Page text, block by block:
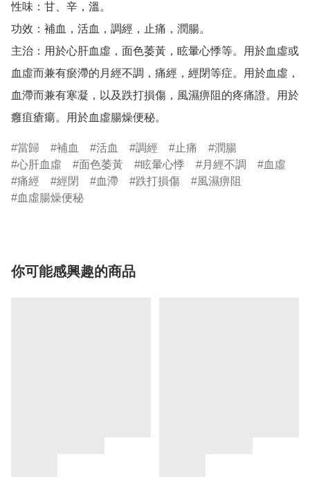
性味：甘、辛，溫。
功效：補血，活血，調經，止痛，潤腸。
主治：用於心肝血虛，面色萎黃，眩暈心悸等。用於血虛或
血虛而兼有瘀滯的月經不調，痛經，經閉等症。用於血虛，
血滯而兼有寒凝，以及跌打損傷，風濕痹阻的疼痛證。用於
當歸 補血 活血 調經 止痛
潤腸
心肝血虛
面色萎黃 眩暈心悸 月經不調
血虛
痛經
經閉 血滯 跌打損傷
風濕痹阻
血虛腸燥便秘
你可能感興趣的商品